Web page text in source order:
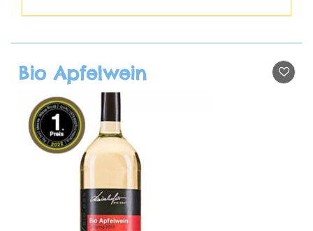
Bio Apfelwein